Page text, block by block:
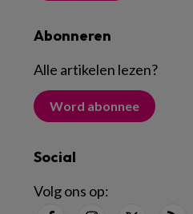
Abonneren
Alle artikelen lezen?
Word abonnee
Social
Volg ons op: